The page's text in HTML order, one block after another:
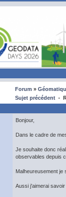
Forum »
Sujet précédent -
Bonjour,
Dans le cadre de
Je souhaite donc
observables depuis
Malheureusement je
Aussi j'aimerai savoir